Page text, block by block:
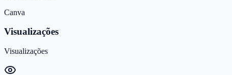
Canva
Visualizações
Visualizações